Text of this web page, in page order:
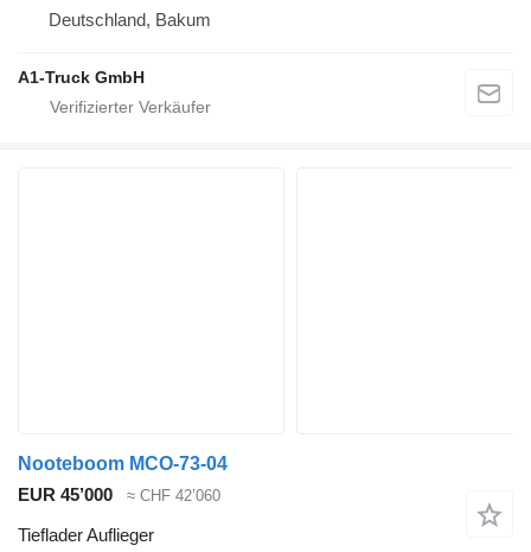
Deutschland, Bakum
A1-Truck GmbH
Nooteboom MCO-73-04
EUR 45’000
≈ CHF 42’060
Tieflader Auflieger